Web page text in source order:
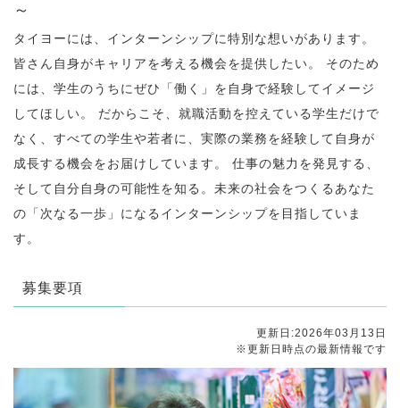
～
タイヨーには、インターンシップに特別な想いがあります。
皆さん自身がキャリアを考える機会を提供したい。 そのため
には、学生のうちにぜひ「働く」を自身で経験してイメージ
してほしい。 だからこそ、就職活動を控えている学生だけで
なく、すべての学生や若者に、実際の業務を経験して自身が
成長する機会をお届けしています。 仕事の魅力を発見する、
そして自分自身の可能性を知る。未来の社会をつくるあなた
の「次なる一歩」になるインターンシップを目指していま
す。
募集要項
更新日:2026年03月13日
※更新日時点の最新情報です